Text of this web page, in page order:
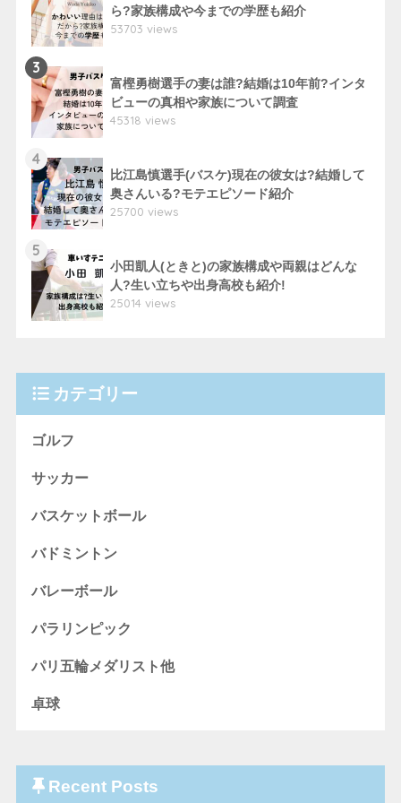
ら?家族構成や今までの学歴も紹介
53703 views
3
富樫勇樹選手の妻は誰?結婚は10年前?インタ
ビューの真相や家族について調査
45318 views
4
比江島慎選手(バスケ)現在の彼女は?結婚して
奥さんいる?モテエピソード紹介
25700 views
5
小田凱人(ときと)の家族構成や両親はどんな
人?生い立ちや出身高校も紹介!
25014 views
カテゴリー
ゴルフ
サッカー
バスケットボール
バドミントン
バレーボール
パラリンピック
パリ五輪メダリスト他
卓球
Recent Posts